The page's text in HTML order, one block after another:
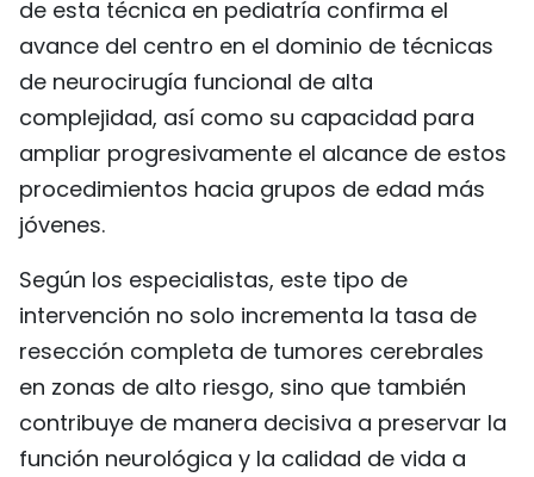
de esta técnica en pediatría confirma el
avance del centro en el dominio de técnicas
de neurocirugía funcional de alta
complejidad, así como su capacidad para
ampliar progresivamente el alcance de estos
procedimientos hacia grupos de edad más
jóvenes.
Según los especialistas, este tipo de
intervención no solo incrementa la tasa de
resección completa de tumores cerebrales
en zonas de alto riesgo, sino que también
contribuye de manera decisiva a preservar la
función neurológica y la calidad de vida a